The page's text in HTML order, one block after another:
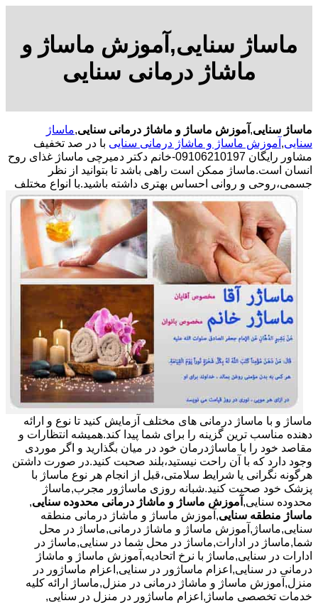
ماساژ سنایی,آموزش ماساژ و
ماشاژ درمانی سنایی
ماساژ سنایی, آموزش ماساژ و ماشاژ درمانی سنایی,ماساژ
سنایی, آموزش ماساژ و ماشاژ درمانی سنایی با در صد تخفیف
مشاور رایگان 09106210197-خانم دکتر دمیرچی ماساژ غذای روح
انسان است.ماساژ ممکن است راهی باشد تا بتوانید از نظر
جسمی،روحی و روانی احساس بهتری داشته باشید.با انواع مختلف
ماساژ و با ماساژ درمانی های مختلف آزمایش کنید تا نوع و ارائه
دهنده مناسب ترین گزینه را برای شما پیدا کند.همیشه انتظارات و
مقاصد خود را با ماساژدرمان خود در میان بگذارید و اگر موردی
وجود دارد که با آن راحت نیستید،بلند صحبت کنید.در صورت داشتن
هرگونه نگرانی یا شرایط سلامتی،قبل از انجام هر نوع ماساژ با
پزشک خود صحبت کنید.شبانه روزی ماساژور مجرب,ماساژ
محدوده سنایی, آموزش ماساژ و ماشاژ درمانی محدوده سنایی,
ماساژ منطقه سنایی,آموزش ماساژ و ماشاژ درمانی منطقه
سنایی,ماساژ,آموزش ماساژ و ماشاژ درمانی,ماساژ در محل
شما,ماساژ در ادارات,ماساژ در محل شما در سنایی,ماساژ در
ادارات در سنایی,ماساژ با نرخ اتحادیه,آموزش ماساژ و ماشاژ
درمانی در سنایی,اعزام ماساژور در سنایی,اعزام ماساژور در
منزل,آموزش ماساژ و ماشاژ درمانی در منزل,ماساژ ارائه کلیه
خدمات تخصصی ماساژ,اعزام ماساژور در منزل در سنایی,